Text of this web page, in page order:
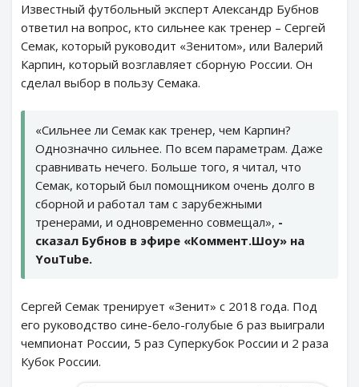
Известный футбольный эксперт Александр Бубнов
ответил на вопрос, кто сильнее как тренер – Сергей
Семак, который руководит «Зенитом», или Валерий
Карпин, который возглавляет сборную России. Он
сделал выбор в пользу Семака.
«Сильнее ли Семак как тренер, чем Карпин?
Однозначно сильнее. По всем параметрам. Даже
сравнивать нечего. Больше того, я читал, что
Семак, который был помощником очень долго в
сборной и работал там с зарубежными
тренерами, и одновременно совмещал», -
сказал Бубнов в эфире «Коммент.Шоу» на
YouTube.
Сергей Семак тренирует «Зенит» с 2018 года. Под
его руководство сине-бело-голубые 6 раз выиграли
чемпионат России, 5 раз Суперкубок России и 2 раза
Кубок России.